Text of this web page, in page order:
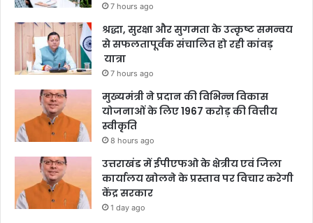
7 hours ago
श्रद्धा, सुरक्षा और सुगमता के उत्कृष्ट समन्वय
से सफलतापूर्वक संचालित हो रही कांवड़
यात्रा
7 hours ago
मुख्यमंत्री ने प्रदान की विभिन्न विकास
योजनाओं के लिए 1967 करोड़ की वित्तीय
स्वीकृति
8 hours ago
उत्तराखंड में ईपीएफओ के क्षेत्रीय एवं जिला
कार्यालय खोलने के प्रस्ताव पर विचार करेगी
केंद्र सरकार
1 day ago